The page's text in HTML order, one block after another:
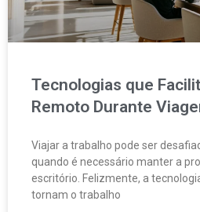
Tecnologias que
Remoto Durante
Viajar a trabalho pode ser
quando é necessário manter a
escritório. Felizmente, a
tornam o trabalho